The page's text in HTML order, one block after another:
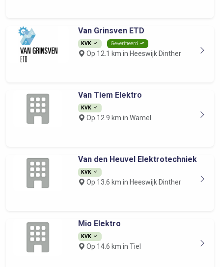
Van Grinsven ETD
KVK Geverifieerd
Op 12.1 km in Heeswijk Dinther
Van Tiem Elektro
KVK
Op 12.9 km in Wamel
Van den Heuvel Elektrotechniek
KVK
Op 13.6 km in Heeswijk Dinther
Mio Elektro
KVK
Op 14.6 km in Tiel